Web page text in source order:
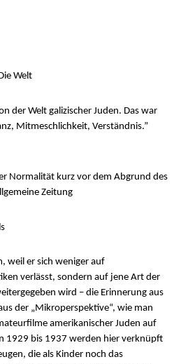
Welt
der Welt galizischer Juden. Das war
Mitmeschlichkeit, Verständnis.”
Normalität kurz vor dem Abgrund des
Zeitung
weil er sich weniger auf
verlässt, sondern auf jene Art der
wird – die Erinnerung aus
der „Mikroperspektive“, wie man
amerikanischer Juden auf
1929 bis 1937 werden hier verknüpft
die als Kinder noch das